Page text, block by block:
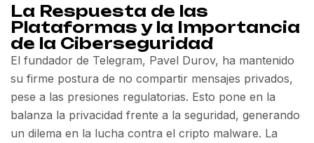
La Respuesta de las
Plataformas y la Importancia
de la Ciberseguridad
El fundador de Telegram, Pavel Durov, ha mantenido
su firme postura de no compartir mensajes privados,
pese a las presiones regulatorias. Esto pone en la
balanza la privacidad frente a la seguridad, generando
un dilema en la lucha contra el cripto malware. La